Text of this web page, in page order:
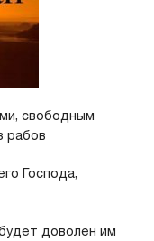
свободным
рабов
Господа,
доволен им